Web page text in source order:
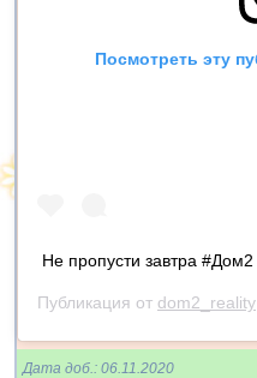
Посмотреть эту
Не пропусти завтра
Публикация от dom2_reality
Дата доб.: 06.11.2020